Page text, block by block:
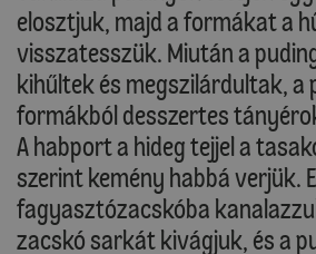
elosztjuk, majd a formákat a
visszatesszük. Miután a
kihűltek és megszilárdultak, a
formákból desszertes
A habport a hideg tejjel a
szerint kemény habbá verjük.
fagyasztózacskóba
zacskó sarkát kivágjuk, és a